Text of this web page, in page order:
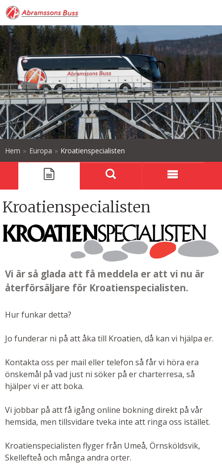
Hem » Europa » Kroatienspecialisten
Kroatienspecialisten
Vi är så glada att få meddela er att vi nu är
återförsäljare för Kroatienspecialisten.
Hur funkar detta?
Jo funderar ni på att åka till Kroatien, då kan vi hjälpa er.
Kontakta oss per mail eller telefon så får vi höra era
önskemål på vad just ni söker på er charterresa, så
hjälper vi er att boka.
Vi jobbar på att få igång online bokning direkt på vår
hemsida, men tillsvidare tveka inte att ringa oss istället.
Kroatienspecialisten flyger från Umeå, Örnsköldsvik,
Skellefteå och många andra orter.